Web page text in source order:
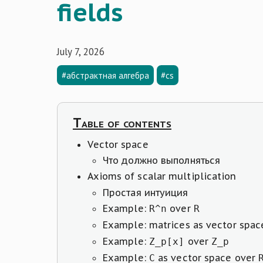
fields
July 7, 2026
#абстрактная алгебра #cs
Table of contents
Vector space
Что должно выполняться
Axioms of scalar multiplication
Простая интуиция
Example: R^n over R
Example: matrices as vector
Example: Z_p[x] over Z_p
Example: C as vector space over